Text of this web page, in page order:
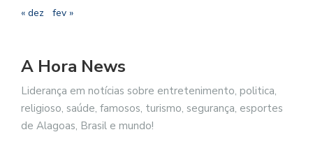
« dez fev »
A Hora News
Liderança em notícias sobre entretenimento, politica,
religioso, saúde, famosos, turismo, segurança, esportes
de Alagoas, Brasil e mundo!